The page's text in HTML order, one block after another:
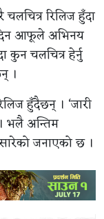
रिलिज हुँदा
आफूले अभिनय
कुन चलचित्र हेर्नु
।
हुँदैछन् । ‘जारी
। भलै अन्तिम
जनाएको छ ।